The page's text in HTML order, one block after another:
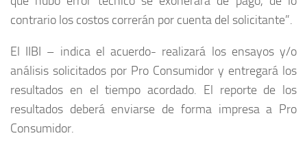
contrario los costos correrán por cuenta del solicitante”.
El IIBI – indica el acuerdo- realizará los ensayos y/o
análisis solicitados por Pro Consumidor y entregará los
resultados en el tiempo acordado. El reporte de los
resultados deberá enviarse de forma impresa a Pro
Consumidor.